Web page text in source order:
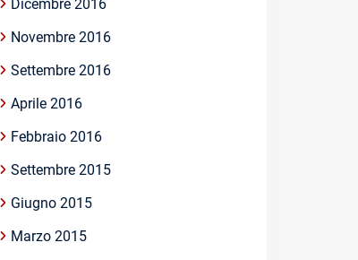
Dicembre 2016
Novembre 2016
Settembre 2016
Aprile 2016
Febbraio 2016
Settembre 2015
Giugno 2015
Marzo 2015